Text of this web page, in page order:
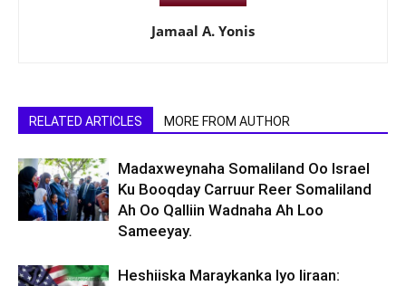
Jamaal A. Yonis
RELATED ARTICLES MORE FROM AUTHOR
Madaxweynaha Somaliland Oo Israel
Ku Booqday Carruur Reer Somaliland
Ah Oo Qalliin Wadnaha Ah Loo
Sameeyay.
Heshiiska Maraykanka Iyo Iiraan: